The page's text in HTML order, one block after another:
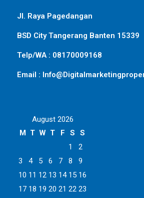
Jl. Raya Pagedangan
BSD City Tangerang Banten 15339
Telp/WA : 08170009168
Email :
August 2026
M T W T F S
S
1
2
3
4 5 6 7 8
9
10 11 12 13 14 15 16
17 18 19 20 21 22 23